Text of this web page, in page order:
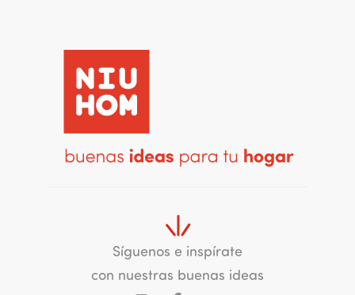
Síguenos e inspírate
con nuestras buenas ideas